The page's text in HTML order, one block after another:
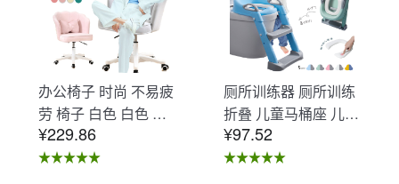
办公椅子 时尚 不易疲
劳 椅子 白色 白色 办
公椅子 不易疲劳 学习
椅 北欧 儿童 椅子 学
¥229.86
厕所训练器 厕所训练
折叠 儿童马桶座 儿童
马桶辅助 收纳式马桶
座 小孩马桶座 儿童厕
¥97.52